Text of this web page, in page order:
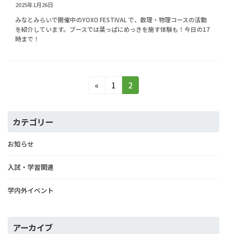
2025年1月26日
みなとみらいで開催中のYOXO FESTIVAL で、数理・物理コースの活動
を紹介しています。ブースでは葉っぱにめっきを施す体験も！今日の17
時まで！
の
ペ
ジ
送
«
固1
固
定
2
カテゴリー
お知らせ
入試・学習関連
学内外イベント
アーカイブ